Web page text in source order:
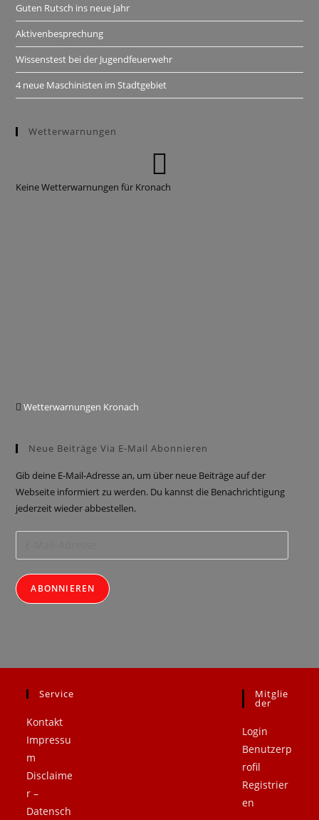
Guten Rutsch ins neue Jahr
Aktivenbesprechung
Wissenstest bei der Jugendfeuerwehr
4 neue Maschinisten im Stadtgebiet
Wetterwarnungen
Keine Wetterwarnungen für Kronach
Wetterwarnungen Kronach
Neue Beiträge Via E-Mail Abonnieren
Gib deine E-Mail-Adresse an, um über neue Beiträge auf der
Webseite informiert zu werden. Du kannst die Benachrichtigung
jederzeit wieder abbestellen.
ABONNIEREN
Service
Kontakt
Impressu
m
Disclaime
r –
Datensch
Mitglie
Der
Login
Benutzerp
rofil
Registrier
en